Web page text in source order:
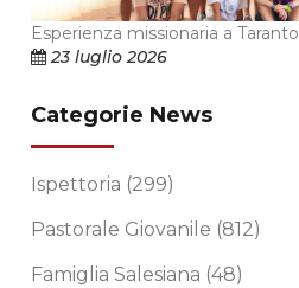
Esperienza missionaria a Taranto
23 luglio 2026
Categorie News
Ispettoria (299)
Pastorale Giovanile (812)
Famiglia Salesiana (48)